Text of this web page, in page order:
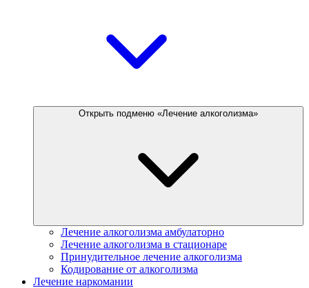
Открыть подменю «Лечение алкоголизма»
Лечение алкоголизма амбулаторно
Лечение алкоголизма в стационаре
Принудительное лечение алкоголизма
Кодирование от алкоголизма
Лечение наркомании